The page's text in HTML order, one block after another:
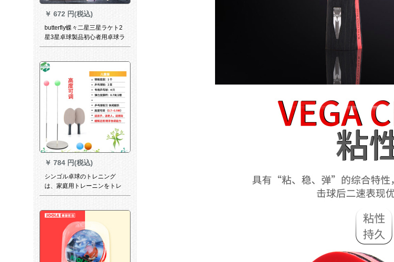
￥ 672 円(税込)
butterfly蝶々二星三星ラケト2
星3星卓球製品初心者用卓球ラ
ケトはTBC 301の長柄/横つま
￥ 784 円(税込)
シンゴル卓球のトレニング
は、家庭用トレーニンをトレ
ーニングしてから、シンゴル